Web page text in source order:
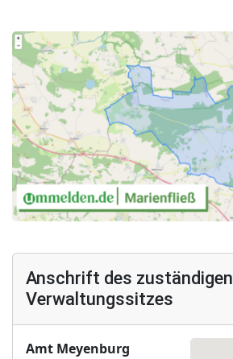
Anschrift des zuständigen
Verwaltungssitzes
Amt Meyenburg